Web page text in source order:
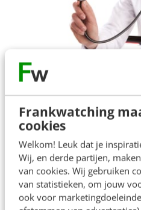
Frankwatching
cookies
Welkom! Leuk dat je
Wij, en derde partijen,
van cookies. Wij gebruiken
van statistieken, om jouw
ook voor
Zorg op afstand
digitale
Organisaties in de
te maken met een
veranderende omgeving.
bezuinigingen en gebrek
Arno Naafs 13 jaar geleden